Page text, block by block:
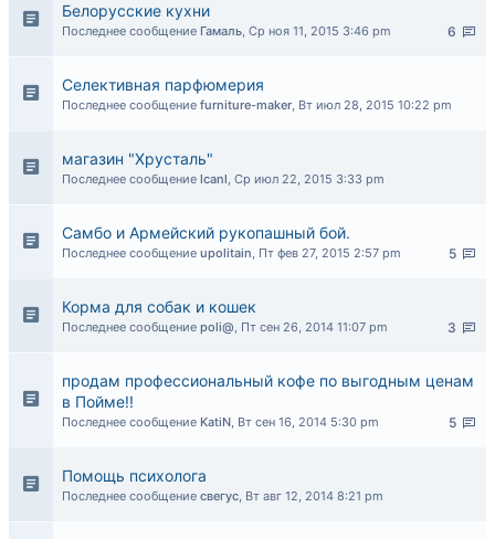
Белорусские кухни
6
Последнее сообщение Гамаль, Ср ноя 11, 2015 3:46 pm
Селективная парфюмерия
Последнее сообщение furniture-maker, Вт июл 28, 2015 10:22 pm
магазин "Хрусталь"
Последнее сообщение lcanl, Ср июл 22, 2015 3:33 pm
Самбо и Армейский рукопашный бой.
5
Последнее сообщение upolitain, Пт фев 27, 2015 2:57 pm
Корма для собак и кошек
3
Последнее сообщение poli@, Пт сен 26, 2014 11:07 pm
продам профессиональный кофе по выгодным ценам
в Пойме!!
5
Последнее сообщение KatiN, Вт сен 16, 2014 5:30 pm
Помощь психолога
Последнее сообщение свегус, Вт авг 12, 2014 8:21 pm